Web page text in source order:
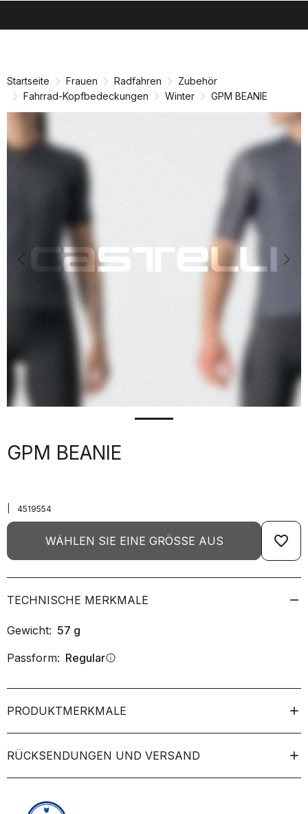
Startseite Frauen Radfahren
Zubehör
Fahrrad-Kopfbedeckungen
Winter GPM BEANIE
Previous
GPM BEANIE
4519554
WÄHLEN SIE EINE GRÖSSE AUS favorite_border
TECHNISCHE MERKMALE
Gewicht: 57 g
Passform: Regularinfo
PRODUKTMERKMALE
RÜCKSENDUNGEN UND VERSAND